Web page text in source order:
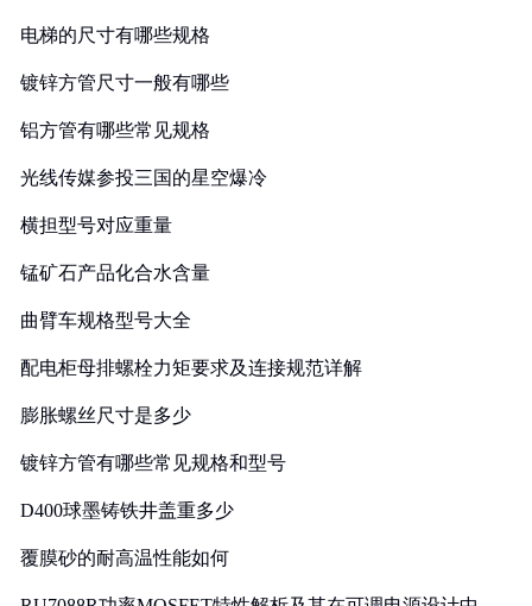
电梯的尺寸有哪些规格
镀锌方管尺寸一般有哪些
铝方管有哪些常见规格
光线传媒参投三国的星空爆冷
横担型号对应重量
锰矿石产品化合水含量
曲臂车规格型号大全
配电柜母排螺栓力矩要求及连接规范详解
膨胀螺丝尺寸是多少
镀锌方管有哪些常见规格和型号
D400球墨铸铁井盖重多少
覆膜砂的耐高温性能如何